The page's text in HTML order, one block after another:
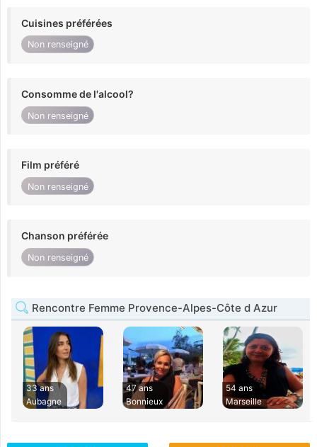
Cuisines préférées
Non renseigné
Consomme de l'alcool?
Non renseigné
Film préféré
Non renseigné
Chanson préférée
Non renseigné
Rencontre Femme Provence-Alpes-Côte d Azur
33 ans
Aubagne
47 ans
Bonnieux
54 ans
Marseille